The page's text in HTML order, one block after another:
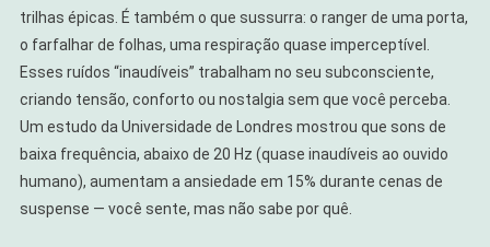
trilhas épicas. É também o que sussurra: o ranger de uma porta,
o farfalhar de folhas, uma respiração quase imperceptível.
Esses ruídos “inaudíveis” trabalham no seu subconsciente,
criando tensão, conforto ou nostalgia sem que você perceba.
Um estudo da Universidade de Londres mostrou que sons de
baixa frequência, abaixo de 20 Hz (quase inaudíveis ao ouvido
humano), aumentam a ansiedade em 15% durante cenas de
suspense — você sente, mas não sabe por quê.